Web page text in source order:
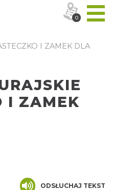
I ZAMEK DLA
I ZAMEK
ODSŁUCHAJ TEKST
0